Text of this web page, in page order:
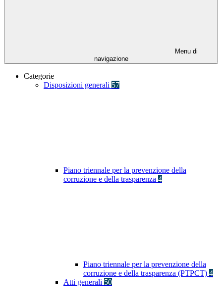
Menu di
navigazione
Categorie
Disposizioni generali 57
Piano triennale per la prevenzione della
corruzione e della trasparenza 4
Piano triennale per la prevenzione della
corruzione e della trasparenza (PTPCT) 4
Atti generali 50